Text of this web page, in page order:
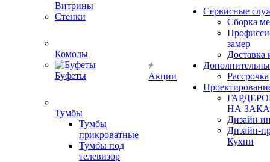
Витрины
Стенки
Комоды
Буфеты
Тумбы
Тумбы
прикроватные
Тумбы под
телевизор
Акции
Сервисные
Сборка
замер
Доставка
Рассрочка
НА
Дизайн
Дизайн-
Кухни